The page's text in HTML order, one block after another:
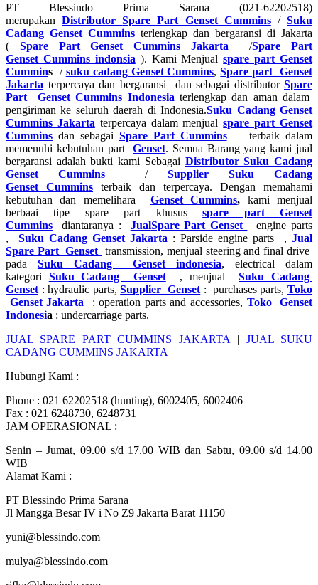
PT Blessindo Prima Sarana (021-62202518)
merupakanDistributor Spare Part Genset Cummins/Suku
Cadang Genset Cummins terlengkap dan bergaransi di Jakarta
( Spare Part Genset Cummins Jakarta /Spare Part
Genset Cummins indonsia ). Kami Menjualspare part Genset
Cummins / suku cadang Genset Cummins,Spare part Genset
Jakarta terpercaya dan bergaransi dan sebagai distributor Spare
Part Genset Cummins Indonesia terlengkap dan aman dalam
pengiriman ke seluruh daerah di Indonesia.Suku Cadang Genset
Cummins Jakarta terpercaya dalam menjualspare part Genset
Cummins dan sebagai Spare Part Cummins
terbaik dalam
memenuhi kebutuhan part
Genset. Semua Barang yang kami jual
bergaransi adalah bukti kami Sebagai Distributor Suku Cadang
Genset
Cummins / Supplier Suku Cadang
Genset
Cummins terbaik dan terpercaya. Dengan memahami
kebutuhan dan memelihara
Genset Cummins, kami menjual
berbaai tipe spare part khususspare part Genset
Cummins diantaranya : JualSpare Part Genset
engine parts
,
Suku Cadang Genset Jakarta : Parside engine parts , Jual
Spare Part Genset transmission, menjual steering and final drive
pada Suku Cadang Genset indonesia, electrical dalam
kategori Suku Cadang Genset, menjualSuku Cadang
Genset : hydraulic parts,Supplier Genset : purchases parts,Toko
Genset Jakarta
: operation parts and accessories, Toko Genset
Indonesia : undercarriage parts.
JUAL SPARE PART CUMMINS JAKARTA
| JUAL SUKU
CADANG CUMMINS JAKARTA
Hubungi Kami :
Phone : 021 62202518 (hunting), 6002405, 6002406
Fax : 021 6248730, 6248731
JAM OPERASIONAL :
Senin – Jumat, 09.00 s/d 17.00 WIB dan Sabtu, 09.00 s/d 14.00
WIB
Alamat Kami :
PT Blessindo Prima Sarana
Jl Mangga Besar IV i No Z9 Jakarta Barat 11150
yuni@blessindo.com
mulya@blessindo.com